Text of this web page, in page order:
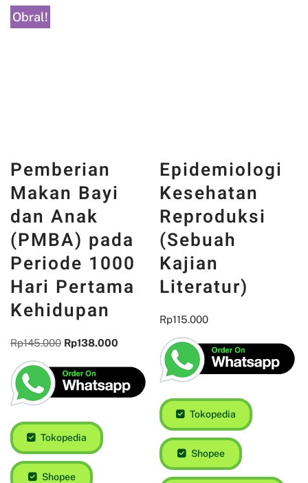
Obral!
Pemberian
Makan Bayi
dan Anak
(PMBA) pada
Periode 1000
Hari Pertama
Kehidupan
Rp145.000 Rp138.000
Tokopedia
Shopee
Epidemiologi
Kesehatan
Reproduksi
(Sebuah
Kajian
Literatur)
Rp115.000
Tokopedia
Shopee